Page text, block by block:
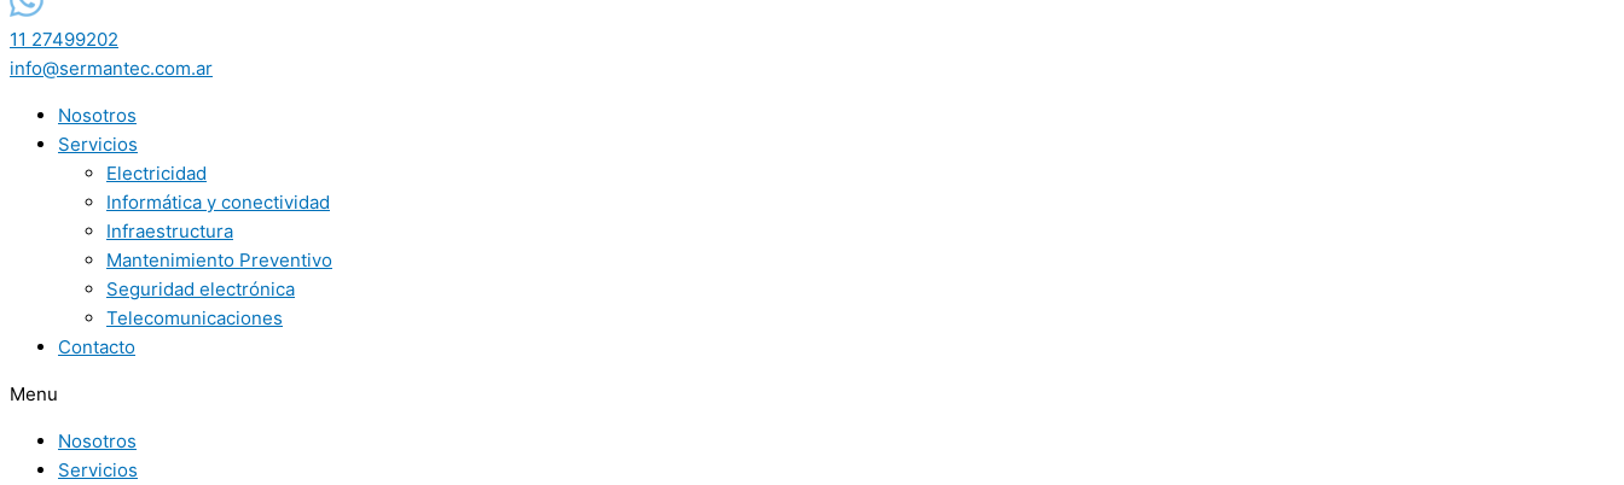
11 27499202
info@sermantec.com.ar
Nosotros
Servicios
Electricidad
Informática y conectividad
Infraestructura
Mantenimiento Preventivo
Seguridad electrónica
Telecomunicaciones
Contacto
Menu
Nosotros
Servicios